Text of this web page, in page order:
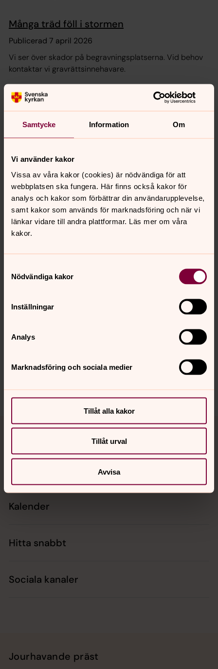
Samtycke Information Om
Vi använder kakor
Vissa av våra kakor (cookies) är nödvändiga för att
webbplatsen ska fungera. Här finns också kakor för
analys och kakor som förbättrar din användarupplevelse,
samt kakor som används för marknadsföring och när vi
länkar vidare till andra plattformar. Läs mer om våra
kakor.
Nödvändiga kakor
Inställningar
Analys
Marknadsföring och sociala medier
Tillåt alla kakor
Tillåt urval
Avvisa
Många träd föll i stormen
Publicerad 7 april 2026
Vi ser över skador på begravningsplatserna. Vid behov
kontaktar vi gravrättsinnehavare.
Sommarvattnet sätts på i mitten av april
Publicerad 30 mars 2026
Vi sätter på vattnet i våra sommarvattenposter i mitten
begravningsplatser finns en eller flera vattenposter som
Visa fler
SKKF - studiebesök 20 maj 2025
Tack alla konferensdeltagare som kom och tittade på
innehåll?
Dela
Tillbaka till toppen
Tillbaka till innehållet
Kalender
Hitta snabbt
Sociala kanaler
Jourhavande präst